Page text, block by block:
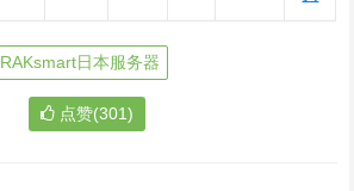
RAKsmart日本服务器
点赞(301)